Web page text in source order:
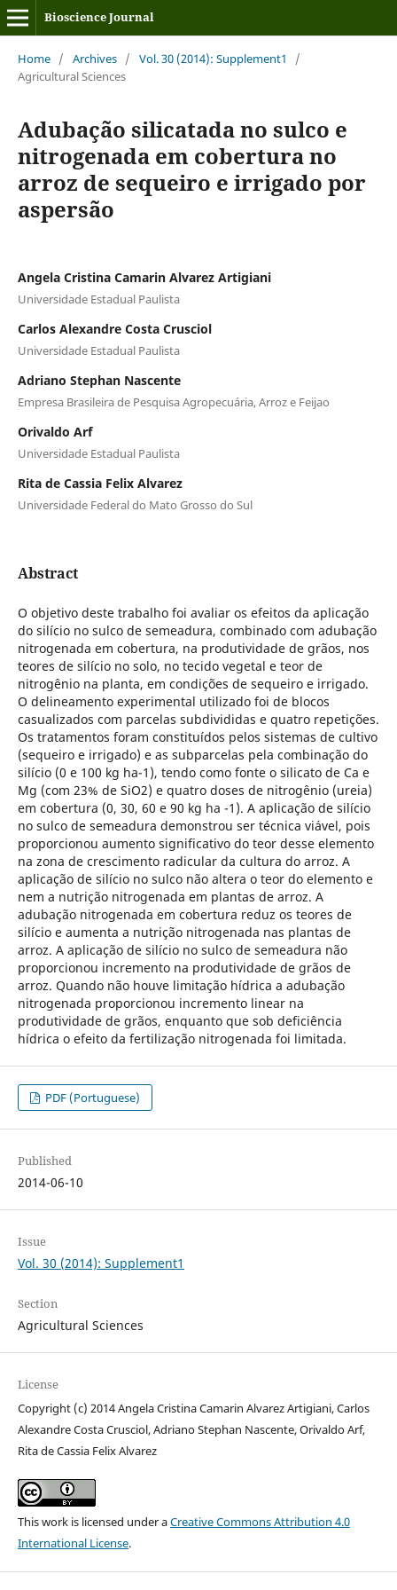
Bioscience Journal
Home / Archives / Vol. 30 (2014): Supplement1
/
Agricultural Sciences
Adubação silicatada no sulco e
nitrogenada em cobertura no
arroz de sequeiro e irrigado por
aspersão
Angela Cristina Camarin Alvarez Artigiani
Universidade Estadual Paulista
Carlos Alexandre Costa Crusciol
Universidade Estadual Paulista
Adriano Stephan Nascente
Empresa Brasileira de Pesquisa Agropecuária, Arroz e Feijao
Orivaldo Arf
Universidade Estadual Paulista
Rita de Cassia Felix Alvarez
Universidade Federal do Mato Grosso do Sul
Abstract
O objetivo deste trabalho foi avaliar os efeitos da aplicação
do silício no sulco de semeadura, combinado com adubação
nitrogenada em cobertura, na produtividade de grãos, nos
teores de silício no solo, no tecido vegetal e teor de
nitrogênio na planta, em condições de sequeiro e irrigado.
O delineamento experimental utilizado foi de blocos
casualizados com parcelas subdivididas e quatro repetições.
Os tratamentos foram constituídos pelos sistemas de cultivo
(sequeiro e irrigado) e as subparcelas pela combinação do
silício (0 e 100 kg ha-1), tendo como fonte o silicato de Ca e
Mg (com 23% de SiO2) e quatro doses de nitrogênio (ureia)
em cobertura (0, 30, 60 e 90 kg ha -1). A aplicação de silício
no sulco de semeadura demonstrou ser técnica viável, pois
proporcionou aumento significativo do teor desse elemento
na zona de crescimento radicular da cultura do arroz. A
aplicação de silício no sulco não altera o teor do elemento e
nem a nutrição nitrogenada em plantas de arroz. A
adubação nitrogenada em cobertura reduz os teores de
silício e aumenta a nutrição nitrogenada nas plantas de
arroz. A aplicação de silício no sulco de semeadura não
proporcionou incremento na produtividade de grãos de
arroz. Quando não houve limitação hídrica a adubação
nitrogenada proporcionou incremento linear na
produtividade de grãos, enquanto que sob deficiência
hídrica o efeito da fertilização nitrogenada foi limitada.
PDF (Portuguese)
Published
2014-06-10
Issue
Vol. 30 (2014): Supplement1
Section
Agricultural Sciences
License
Copyright (c) 2014 Angela Cristina Camarin Alvarez Artigiani, Carlos
Alexandre Costa Crusciol, Adriano Stephan Nascente, Orivaldo Arf,
Rita de Cassia Felix Alvarez
This work is licensed under aCreative Commons Attribution 4.0
International License.